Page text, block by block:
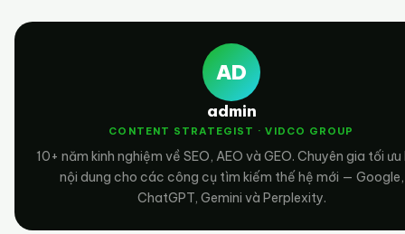
AD
admin
CONTENT STRATEGIST · VIDCO GROUP
10+ năm kinh nghiệm về SEO, AEO và GEO. Chuyên gia tối ưu
nội dung cho các công cụ tìm kiếm thế hệ mới — Google,
ChatGPT, Gemini và Perplexity.